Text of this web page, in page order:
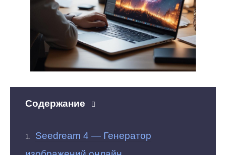
Содержание
Seedream 4 — Генератор